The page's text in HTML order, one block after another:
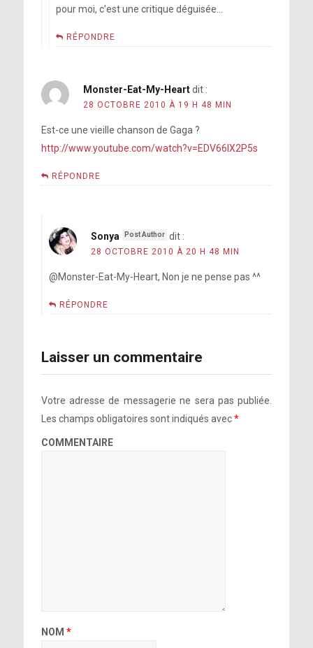
pour moi, c’est une critique déguisée…
RÉPONDRE
Monster-Eat-My-Heart dit :
28 OCTOBRE 2010 À 19 H 48 MIN
Est-ce une vieille chanson de Gaga ?
http://www.youtube.com/watch?v=EDV66IX2P5s
RÉPONDRE
Sonya dit :
28 OCTOBRE 2010 À 20 H 48 MIN
@Monster-Eat-My-Heart, Non je ne pense pas ^^
RÉPONDRE
Laisser un commentaire
Votre adresse de messagerie ne sera pas publiée.
Les champs obligatoires sont indiqués avec*
COMMENTAIRE
NOM *